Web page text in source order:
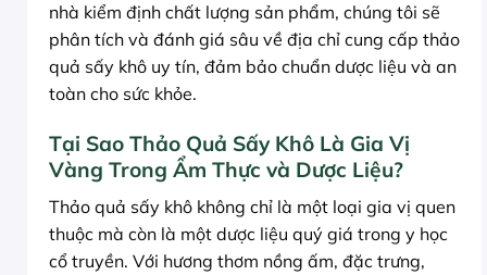
nhà kiểm định chất lượng sản phẩm, chúng tôi sẽ
phân tích và đánh giá sâu về địa chỉ cung cấp thảo
quả sấy khô uy tín, đảm bảo chuẩn dược liệu và an
toàn cho sức khỏe.
Tại Sao Thảo Quả Sấy Khô Là Gia Vị
Vàng Trong Ẩm Thực và Dược Liệu?
Thảo quả sấy khô không chỉ là một loại gia vị quen
thuộc mà còn là một dược liệu quý giá trong y học
cổ truyền. Với hương thơm nồng ấm, đặc trưng,